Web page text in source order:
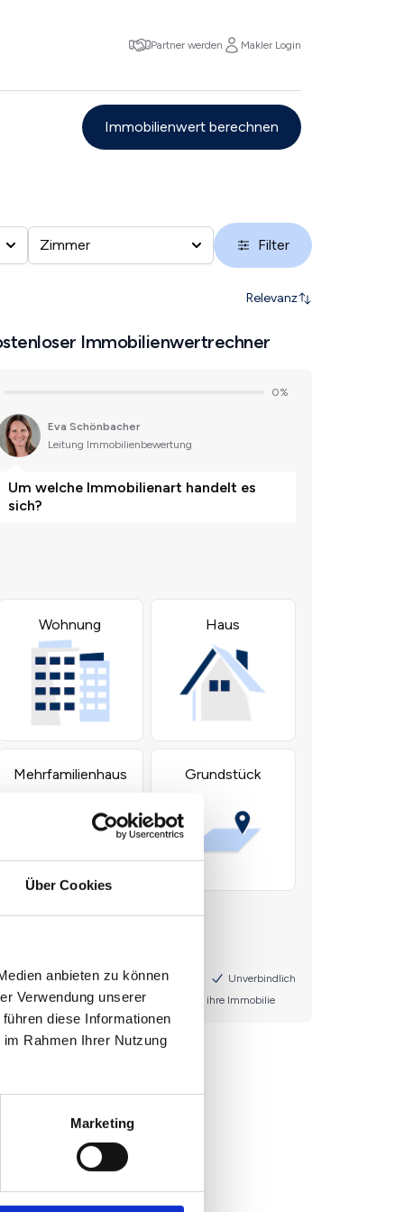
Über Cookies
anbieten zu können
Verwendung unserer
diese Informationen
Rahmen Ihrer Nutzung
Marketing
Partner werden Makler Login
Immobilienwert berechnen
Zimmer Filter
Relevanz
Immobilienwertrechner